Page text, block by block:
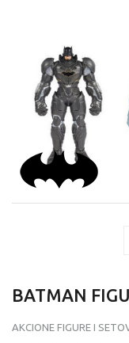
BATMAN
AKCIONE FIGURE I